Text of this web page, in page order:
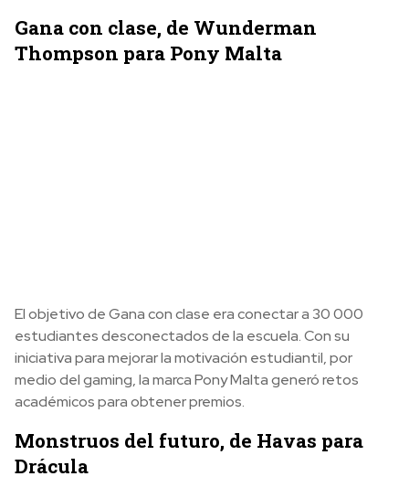
Gana con clase, de Wunderman
Thompson para Pony Malta
El objetivo de Gana con clase era conectar a 30 000
estudiantes desconectados de la escuela. Con su
iniciativa para mejorar la motivación estudiantil, por
medio del gaming, la marca Pony Malta generó retos
académicos para obtener premios.
Monstruos del futuro, de Havas para
Drácula